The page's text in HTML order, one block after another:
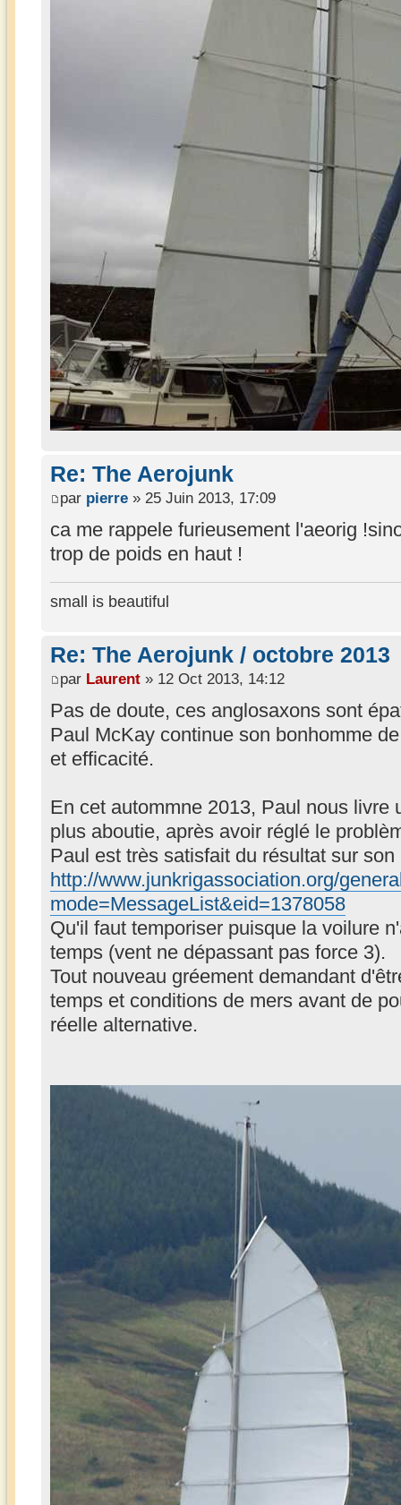
Re: The Aerojunk
par pierre » 25 Juin 2013, 17:09
ca me rappele furieusement l'aeorig
trop de poids en haut !
small is beautiful
Re: The Aerojunk / octobre 2013
par Laurent » 12 Oct 2013, 14:12
Pas de doute, ces anglosaxons sont
Paul McKay continue son bonhomme
et efficacité.
En cet autommne 2013, Paul nous livre
plus aboutie, après avoir réglé le
Paul est très satisfait du résultat sur son
http://www.junkrigassociation.org/
mode=MessageList&eid=1378058
Qu'il faut temporiser puisque la voilure
temps (vent ne dépassant pas force 3).
Tout nouveau gréement demandant
temps et conditions de mers avant de
réelle alternative.